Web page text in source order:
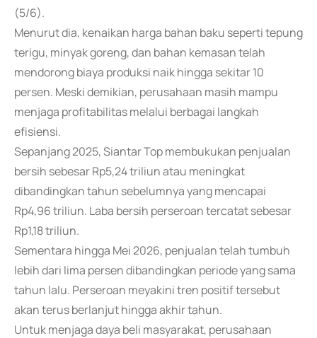
(5/6).
Menurut dia, kenaikan harga bahan baku seperti tepung
terigu, minyak goreng, dan bahan kemasan telah
mendorong biaya produksi naik hingga sekitar 10
persen. Meski demikian, perusahaan masih mampu
menjaga profitabilitas melalui berbagai langkah
efisiensi.
Sepanjang 2025, Siantar Top membukukan penjualan
bersih sebesar Rp5,24 triliun atau meningkat
dibandingkan tahun sebelumnya yang mencapai
Rp4,96 triliun. Laba bersih perseroan tercatat sebesar
Rp1,18 triliun.
Sementara hingga Mei 2026, penjualan telah tumbuh
lebih dari lima persen dibandingkan periode yang sama
tahun lalu. Perseroan meyakini tren positif tersebut
akan terus berlanjut hingga akhir tahun.
Untuk menjaga daya beli masyarakat, perusahaan